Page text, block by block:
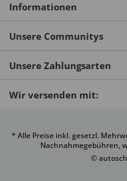
Informationen
Unsere Communitys
Unsere Zahlungsarten
Wir versenden mit:
* Alle Preise inkl. gesetzl.
Nachnahmegebühren,
©